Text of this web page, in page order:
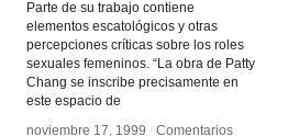
Parte de su trabajo contiene
elementos escatológicos y otras
percepciones críticas sobre los roles
sexuales femeninos. “La obra de Patty
Chang se inscribe precisamente en
este espacio de
noviembre 17, 1999 / Comentarios
noviembre 17, 1999 / Comentarios